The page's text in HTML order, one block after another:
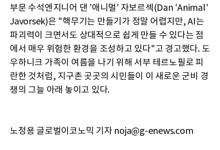
부문 수석엔지니어 댄 '애니멀' 자보르섹(Dan 'Animal'
Javorsek)은 "핵무기는 만들기가 정말 어렵지만, AI는
파괴력이 크면서도 상대적으로 쉽게 만들 수 있다는 점
에서 매우 위험한 환경을 조성하고 있다"고 경고했다. 도
우하니크 가족이 여름을 나기 위해 서부 테르노필로 피
란한 것처럼, 지구촌 곳곳의 시민들이 이 새로운 군비 경
쟁의 그늘 아래 놓이고 있다.
노정용 글로벌이코노믹 기자 noja@g-enews.com